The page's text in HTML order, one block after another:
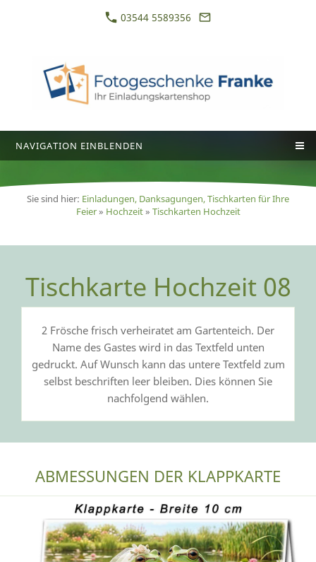
03544 5589356
NAVIGATION EINBLENDEN
Sie sind hier: Einladungen, Danksagungen, Tischkarten für Ihre
Feier» Hochzeit» Tischkarten Hochzeit
Tischkarte Hochzeit 08
2 Frösche frisch verheiratet am Gartenteich. Der
Name des Gastes wird in das Textfeld unten
gedruckt. Auf Wunsch kann das untere Textfeld zum
selbst beschriften leer bleiben. Dies können Sie
nachfolgend wählen.
ABMESSUNGEN DER KLAPPKARTE